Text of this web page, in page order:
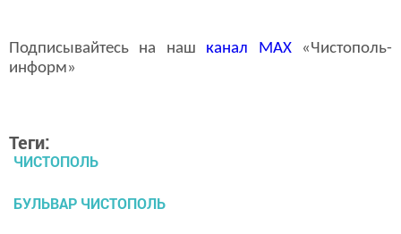
Подписывайтесь на наш канал MAX«Чистополь-
информ»
Теги:
ЧИСТОПОЛЬ
БУЛЬВАР ЧИСТОПОЛЬ